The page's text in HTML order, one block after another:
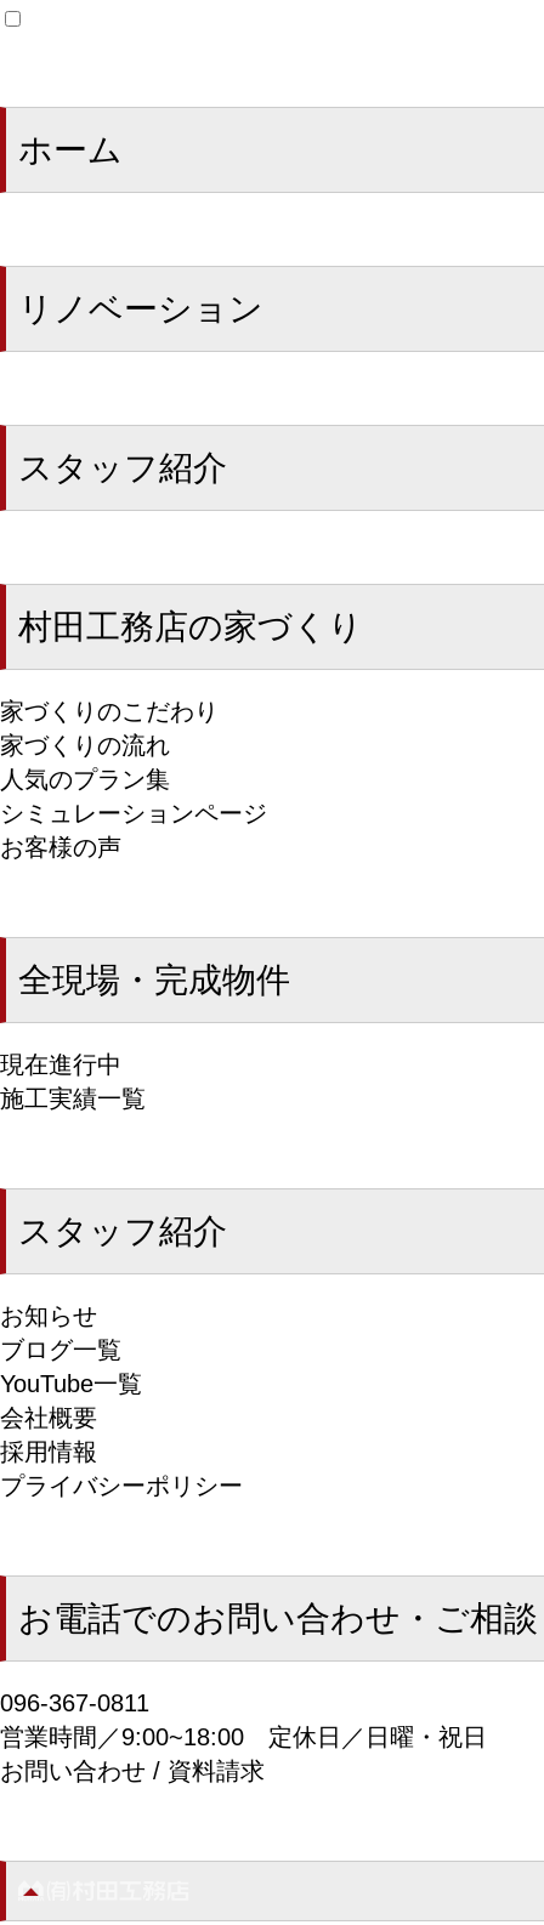
ホーム
リノベーション
スタッフ紹介
村田工務店の家づくり
家づくりのこだわり
家づくりの流れ
人気のプラン集
シミュレーションページ
お客様の声
全現場・完成物件
現在進行中
施工実績一覧
スタッフ紹介
お知らせ
ブログ一覧
YouTube一覧
会社概要
採用情報
プライバシーポリシー
お電話でのお問い合わせ・ご相談
096-367-0811
営業時間／9:00~18:00 定休日／日曜・祝日
お問い合わせ / 資料請求